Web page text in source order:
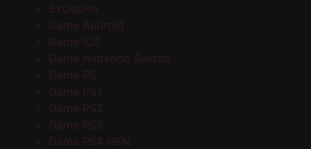
Exclusive
Game Android
Game iOS
Game Nintendo Switch
Game PC
Game PS1
Game PS2
Game PS3
Game PS4 HEN